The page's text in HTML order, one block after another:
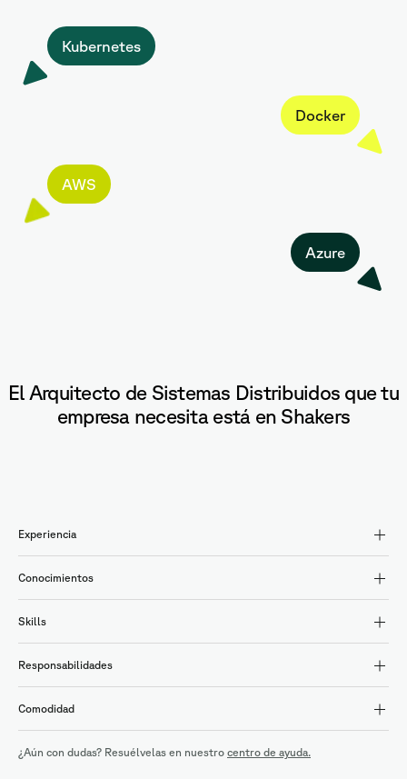
Kubernetes
Docker
AWS
Azure
El Arquitecto de Sistemas Distribuidos que tu
empresa necesita está en Shakers
Experiencia
Conocimientos
Skills
Responsabilidades
Comodidad
¿Aún con dudas? Resuélvelas en nuestro centro de ayuda.